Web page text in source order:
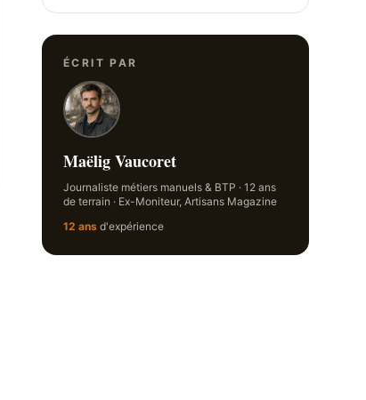
ÉCRIT PAR
Maëlig Vaucoret
Journaliste métiers manuels & BTP · 12 ans
de terrain · Ex-Moniteur, Artisans Magazine
12 ans d'expérience